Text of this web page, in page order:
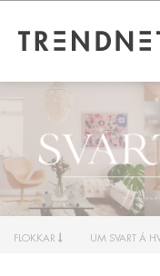
FLOKKAR UM SVART Á